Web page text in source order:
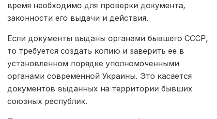
время необходимо для проверки документа,
законности его выдачи и действия.
Если документы выданы органами бывшего СССР,
то требуется создать копию и заверить ее в
установленном порядке уполномоченными
органами современной Украины. Это касается
документов выданных на территории бывших
союзных республик.